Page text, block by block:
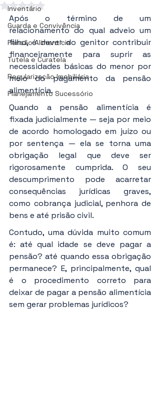
Inventário
Guarda e Convivência
Pensão Alimentícia
Tutela e Curatela
Regularização Imobiliária
Planejamento Sucessório
Avaliado com NaN de 5 estrelas.
Após o término de um
relacionamento do qual adveio um
filho, é dever do genitor contribuir
financeiramente para suprir as
necessidades básicas do menor por
meio do pagamento da pensão
alimentícia.
Quando a pensão alimentícia é
fixada judicialmente — seja por meio
de acordo homologado em juízo ou
por sentença — ela se torna uma
obrigação legal que deve ser
rigorosamente cumprida. O seu
descumprimento pode acarretar
consequências jurídicas graves,
como cobrança judicial, penhora de
bens e até prisão civil.
Contudo, uma dúvida muito comum
é: até qual idade se deve pagar a
pensão? até quando essa obrigação
permanece? E, principalmente, qual
é o procedimento correto para
deixar de pagar a pensão alimentícia
sem gerar problemas jurídicos?